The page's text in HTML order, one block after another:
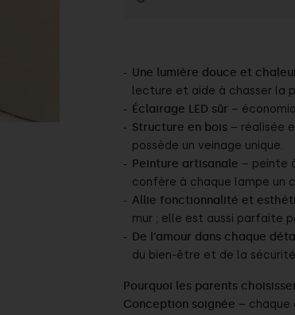
Une lumière douce et
lecture et aide à chasser la
Éclairage LED sûr –
Structure en bois – réalisée
possède un veinage unique.
Peinture artisanale – peinte
confère à chaque lampe un
Allie fonctionnalité et
mur ; elle est aussi parfaite
De l’amour dans chaque
du bien-être et de la
Pourquoi les parents
Conception soignée –